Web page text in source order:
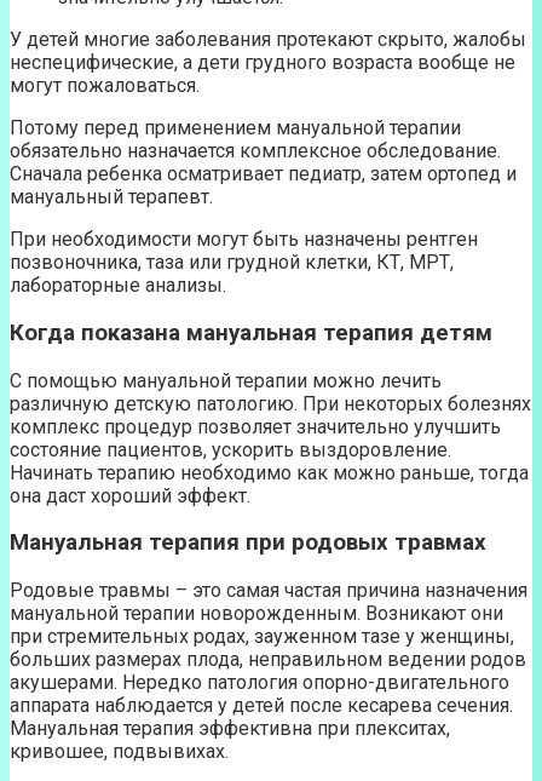
У детей многие заболевания протекают скрыто, жалобы
неспецифические, а дети грудного возраста вообще не
могут пожаловаться.
Потому перед применением мануальной терапии
обязательно назначается комплексное обследование.
Сначала ребенка осматривает педиатр, затем ортопед и
мануальный терапевт.
При необходимости могут быть назначены рентген
позвоночника, таза или грудной клетки, КТ, МРТ,
лабораторные анализы.
Когда показана мануальная терапия детям
С помощью мануальной терапии можно лечить
различную детскую патологию. При некоторых болезнях
комплекс процедур позволяет значительно улучшить
состояние пациентов, ускорить выздоровление.
Начинать терапию необходимо как можно раньше, тогда
она даст хороший эффект.
Мануальная терапия при родовых травмах
Родовые травмы – это самая частая причина назначения
мануальной терапии новорожденным. Возникают они
при стремительных родах, зауженном тазе у женщины,
больших размерах плода, неправильном ведении родов
акушерами. Нередко патология опорно-двигательного
аппарата наблюдается у детей после кесарева сечения.
Мануальная терапия эффективна при плекситах,
кривошее, подвывихах.